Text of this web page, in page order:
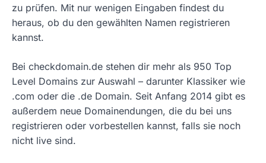
zu prüfen. Mit nur wenigen Eingaben findest du
heraus, ob du den gewählten Namen registrieren
kannst.
Bei checkdomain.de stehen dir mehr als 950 Top
Level Domains zur Auswahl – darunter Klassiker wie
.com oder die .de Domain. Seit Anfang 2014 gibt es
außerdem neue Domainendungen, die du bei uns
registrieren oder vorbestellen kannst, falls sie noch
nicht live sind.